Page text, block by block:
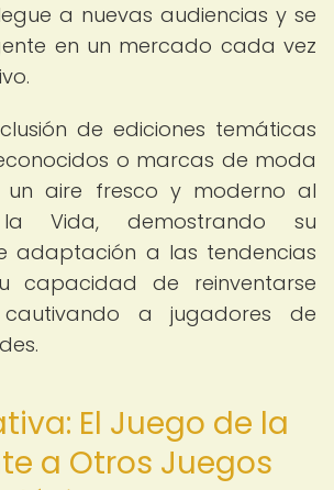
a nuevas audiencias y se
en un mercado cada vez
de ediciones temáticas
o marcas de moda
aire fresco y moderno al
Vida, demostrando su
adaptación a las tendencias
capacidad de reinventarse
a jugadores de
El Juego de la
a Otros Juegos